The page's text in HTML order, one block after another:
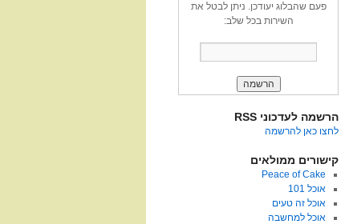
פעם שהבלוג יעודכן. ניתן לבטל את
השירות בכל שלב:
הרשמה לעדכוני RSS
לחצו כאן להרשמה
קישורים ממולאים
Peace of Cake
אוכל 101
אוכל זה טעים
אוכל למחשבה